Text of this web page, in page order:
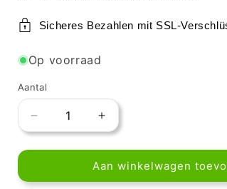
Sicheres Bezahlen mit SSL-
Op voorraad
Aantal
Aantal
verlagen
voor
Brick
Aantal
verhogen
voor
LEGO
Brick
Aan winkelwagen